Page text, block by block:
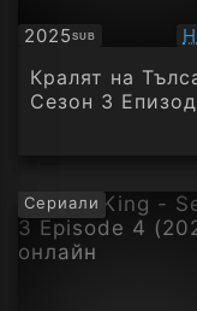
2025SUB
Субтитри
Кралят на
Сезон 3
Сериали